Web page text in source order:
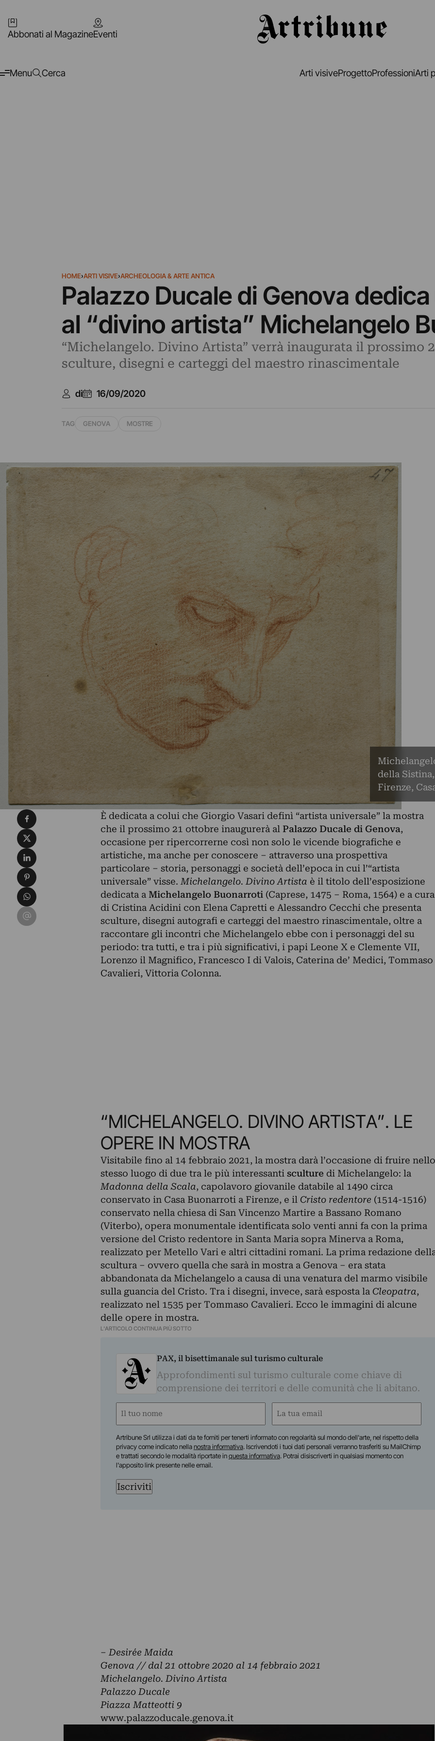
Abbonati al MagazineEventi
Menu Cerca Arti visiveProgettoProfessioniArti
HOME›ARTI VISIVE›ARCHEOLOGIA & ARTE ANTICA
Palazzo Ducale di Genova
al “divino artista” Michelangelo
“Michelangelo. Divino Artista” verrà inaugurata il prossimo
sculture, disegni e carteggi del maestro rinascimentale
di 16/09/2020
TAG GENOVA MOSTRE
della
Firenze,
È dedicata a colui che Giorgio Vasari definì “artista universale” la mostra
che il prossimo 21 ottobre inaugurerà al Palazzo Ducale di Genova,
occasione per ripercorrerne così non solo le vicende biografiche e
artistiche, ma anche per conoscere – attraverso una prospettiva
particolare – storia, personaggi e società dell’epoca in cui l’“artista
universale” visse. Michelangelo. Divino Artista è il titolo dell’esposizione
dedicata a Michelangelo Buonarroti(Caprese, 1475 – Roma, 1564) e a cura
di Cristina Acidini con Elena Capretti e Alessandro Cecchi che presenta
sculture, disegni autografi e carteggi del maestro rinascimentale, oltre a
raccontare gli incontri che Michelangelo ebbe con i personaggi del su
periodo: tra tutti, e tra i più significativi, i papi Leone X e Clemente VII,
Lorenzo il Magnifico, Francesco I di Valois, Caterina de’ Medici, Tommaso
Cavalieri, Vittoria Colonna.
“MICHELANGELO. DIVINO ARTISTA”. LE
OPERE IN MOSTRA
Visitabile fino al 14 febbraio 2021, la mostra darà l’occasione di fruire nello
stesso luogo di due tra le più interessanti sculture di Michelangelo: la
Madonna della Scala, capolavoro giovanile databile al 1490 circa
conservato in Casa Buonarroti a Firenze, e il Cristo redentore (1514-1516)
conservato nella chiesa di San Vincenzo Martire a Bassano Romano
(Viterbo), opera monumentale identificata solo venti anni fa con la prima
versione del Cristo redentore in Santa Maria sopra Minerva a Roma,
realizzato per Metello Vari e altri cittadini romani. La prima redazione
scultura – ovvero quella che sarà in mostra a Genova – era stata
abbandonata da Michelangelo a causa di una venatura del marmo visibile
sulla guancia del Cristo. Tra i disegni, invece, sarà esposta la Cleopatra,
realizzato nel 1535 per Tommaso Cavalieri. Ecco le immagini di alcune
delle opere in mostra.
L'ARTICOLO CONTINUA PIÙ SOTTO
PAX, il bisettimanale sul turismo culturale
Approfondimenti sul turismo culturale come chiave di
comprensione dei territori e delle comunità che li abitano.
Nome
Email
Artribune Srl utilizza i dati da te forniti per tenerti informato con regolarità sul mondo dell'arte, nel rispetto della
privacy come indicato nellanostra informativa. Iscrivendoti i tuoi dati personali verranno trasferiti su MailChimp
e trattati secondo le modalità riportate inquesta informativa. Potrai disiscriverti in qualsiasi momento con
l'apposito link presente nelle email.
Iscriviti
– Desirée Maida
Genova // dal 21 ottobre 2020 al 14 febbraio 2021
Michelangelo. Divino Artista
Palazzo Ducale
Piazza Matteotti 9
www.palazzoducale.genova.it
Condividi su Facebook
Condividi su X
Condividi su LinkedIn
Condividi su Pinterest
Condividi su WhatsApp
Condividi su Email